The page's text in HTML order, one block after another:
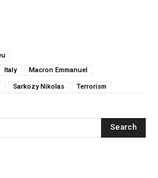
Italy Macron Emmanuel
Sarkozy Nikolas Terrorism
Search